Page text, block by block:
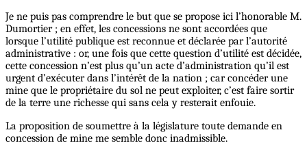
Je ne puis pas comprendre le but que se propose ici l’honorable M.
Dumortier ; en effet, les concessions ne sont accordées que
lorsque l’utilité publique est reconnue et déclarée par l’autorité
administrative : or, une fois que cette question d’utilité est décidée,
cette concession n’est plus qu’un acte d’administration qu’il est
urgent d’exécuter dans l’intérêt de la nation ; car concéder une
mine que le propriétaire du sol ne peut exploiter, c’est faire sortir
de la terre une richesse qui sans cela y resterait enfouie.
La proposition de soumettre à la législature toute demande en
concession de mine me semble donc inadmissible.